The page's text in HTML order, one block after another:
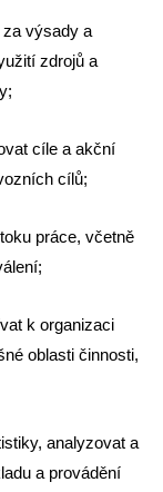
za výsady a
zdrojů a
cíle a akční
cílů;
práce, včetně
k organizaci
oblasti činnosti,
analyzovat a
a provádění